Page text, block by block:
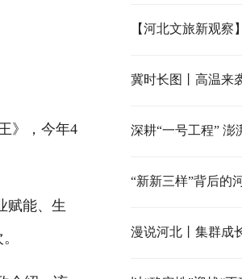
》，今年4
赋能、生
【河北文旅新观察
冀时长图丨高温来
“新新三样”背后的
漫说河北丨集群成